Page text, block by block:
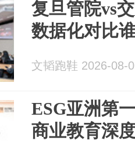
复旦管院vs
数据化对比
文韬跑鞋 2026-08-
ESG亚洲第
商业教育深